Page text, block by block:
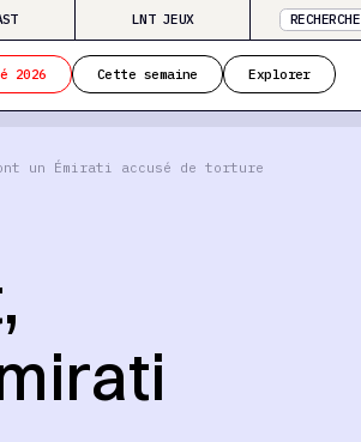
LNT JEUX RECHERCHE
2026 Cette semaine Explorer
un Émirati accusé de torture